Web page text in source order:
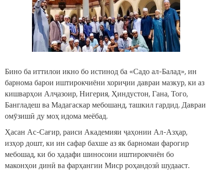
Бино ба иттилои икно бо истинод ба «Садо ал-Балад», ин
барнома барои иштирокчиёни хориҷии давраи мазкур, ки аз
кишварҳои Алҷазоир, Нигерия, Ҳиндустон, Гана, Того,
Бангладеш ва Мадагаскар мебошанд, ташкил гардид. Давраи
омӯзишӣ ду моҳ идома меёбад.
Ҳасан Ас-Сағир, раиси Академияи ҷаҳонии Ал-Азҳар,
изҳор дошт, ки ин сафар бахше аз як барномаи фарогир
мебошад, ки бо ҳадафи шиносоии иштирокчиён бо
маконҳои динӣ ва фарҳангии Миср роҳандозӣ шудааст.